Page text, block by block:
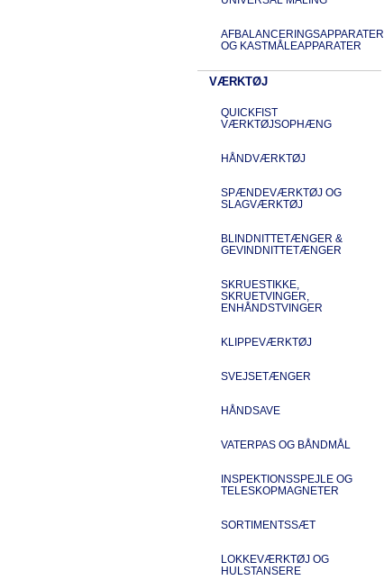
AFBALANCERINGSAPPARATER
OG KASTMÅLEAPPARATER
VÆRKTØJ
QUICKFIST
VÆRKTØJSOPHÆNG
HÅNDVÆRKTØJ
SPÆNDEVÆRKTØJ OG
SLAGVÆRKTØJ
BLINDNITTETÆNGER &
GEVINDNITTETÆNGER
SKRUESTIKKE,
SKRUETVINGER,
ENHÅNDSTVINGER
KLIPPEVÆRKTØJ
SVEJSETÆNGER
HÅNDSAVE
VATERPAS OG BÅNDMÅL
INSPEKTIONSSPEJLE OG
TELESKOPMAGNETER
SORTIMENTSSÆT
LOKKEVÆRKTØJ OG
HULSTANSERE